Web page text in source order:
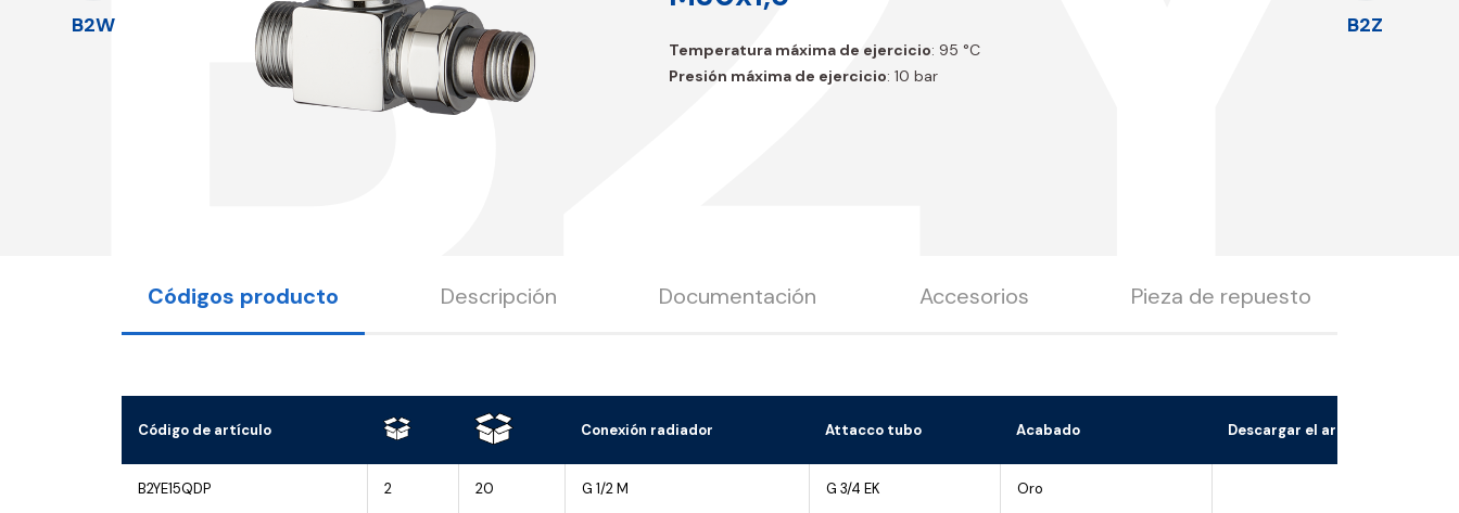
B2W B2Z
Temperatura máxima de ejercicio: 95 °C
Presión máxima de ejercicio: 10 bar
Códigos producto Descripción Documentación Accesorios Pieza de repuesto
Código de artículo Conexión radiador Attacco tubo Acabado Descargar el archivo 3D
B2YE15QDP 2 20 G 1/2 M G 3/4 EK Oro